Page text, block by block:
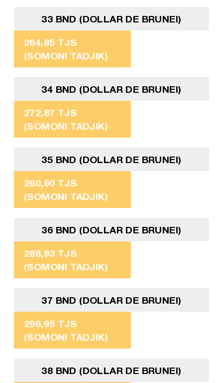
33 BND (DOLLAR DE BRUNEI)
264,85 TJS
(SOMONI TADJIK)
34 BND (DOLLAR DE BRUNEI)
272,87 TJS
(SOMONI TADJIK)
35 BND (DOLLAR DE BRUNEI)
280,90 TJS
(SOMONI TADJIK)
36 BND (DOLLAR DE BRUNEI)
288,93 TJS
(SOMONI TADJIK)
37 BND (DOLLAR DE BRUNEI)
296,95 TJS
(SOMONI TADJIK)
38 BND (DOLLAR DE BRUNEI)